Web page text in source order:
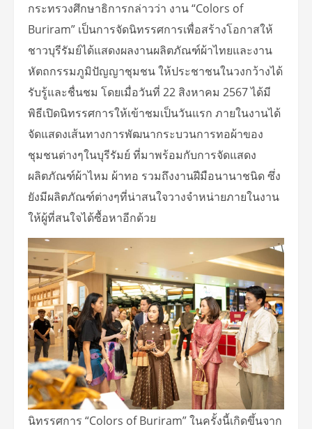
กระทรวงศึกษาธิการกล่าวว่า งาน “Colors of
Buriram” เป็นการจัดนิทรรศการเพื่อสร้างโอกาสให้
ชาวบุรีรัมย์ได้แสดงผลงานผลิตภัณฑ์ผ้าไทยและงาน
หัตถกรรมภูมิปัญญาชุมชน ให้ประชาชนในวงกว้างได้
รับรู้และชื่นชม โดยเมื่อวันที่ 22 สิงหาคม 2567 ได้มี
พิธีเปิดนิทรรศการให้เข้าชมเป็นวันแรก ภายในงานได้
จัดแสดงเส้นทางการพัฒนากระบวนการทอผ้าของ
ชุมชนต่างๆในบุรีรัมย์ ที่มาพร้อมกับการจัดแสดง
ผลิตภัณฑ์ผ้าไหม ผ้าทอ รวมถึงงานฝีมือนานาชนิด ซึ่ง
ยังมีผลิตภัณฑ์ต่างๆที่น่าสนใจวางจำหน่ายภายในงาน
ให้ผู้ที่สนใจได้ซื้อหาอีกด้วย
นิทรรศการ “Colors of Buriram” ในครั้งนี้เกิดขึ้นจาก